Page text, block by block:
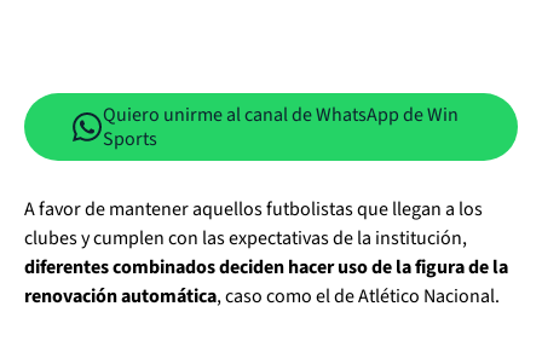
Quiero unirme al canal de WhatsApp de Win
Sports
A favor de mantener aquellos futbolistas que llegan a los
clubes y cumplen con las expectativas de la institución,
diferentes combinados deciden hacer uso de la figura de la
renovación automática, caso como el de Atlético Nacional.